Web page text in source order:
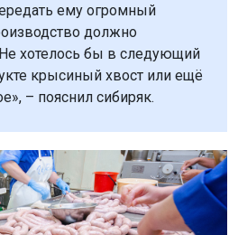
ему огромный
должно
хотелось бы в следующий
крысиный хвост или ещё
– пояснил сибиряк.